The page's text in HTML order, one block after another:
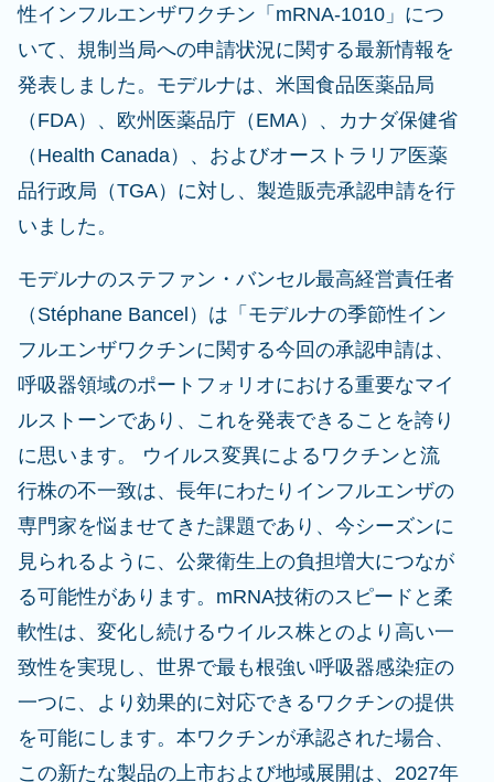
性インフルエンザワクチン「mRNA-1010」につ
いて、規制当局への申請状況に関する最新情報を
発表しました。モデルナは、米国食品医薬品局
（FDA）、欧州医薬品庁（EMA）、カナダ保健省
（Health Canada）、およびオーストラリア医薬
品行政局（TGA）に対し、製造販売承認申請を行
いました。
モデルナのステファン・バンセル最高経営責任者
（Stéphane Bancel）は「モデルナの季節性イン
フルエンザワクチンに関する今回の承認申請は、
呼吸器領域のポートフォリオにおける重要なマイ
ルストーンであり、これを発表できることを誇り
に思います。 ウイルス変異によるワクチンと流
行株の不一致は、長年にわたりインフルエンザの
専門家を悩ませてきた課題であり、今シーズンに
見られるように、公衆衛生上の負担増大につなが
る可能性があります。mRNA技術のスピードと柔
軟性は、変化し続けるウイルス株とのより高い一
致性を実現し、世界で最も根強い呼吸器感染症の
一つに、より効果的に対応できるワクチンの提供
を可能にします。本ワクチンが承認された場合、
この新たな製品の上市および地域展開は、2027年